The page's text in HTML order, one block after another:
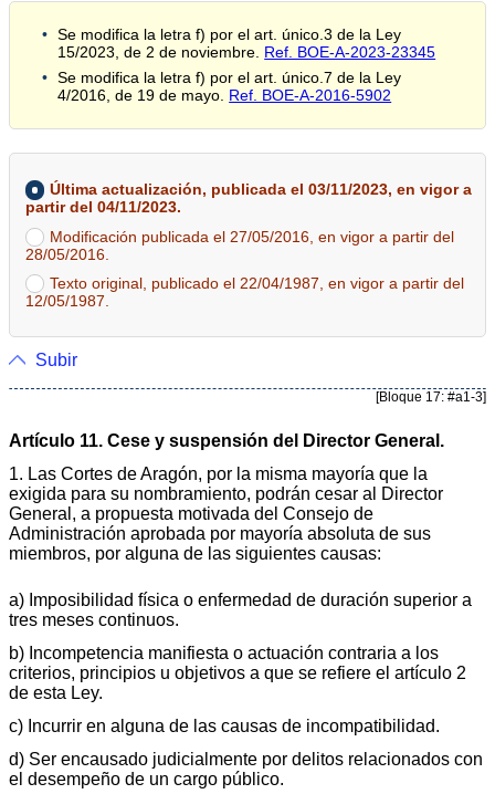
Se modifica la letra f) por el art. único.3 de la Ley
15/2023, de 2 de noviembre. Ref. BOE-A-2023-23345
Se modifica la letra f) por el art. único.7 de la Ley
4/2016, de 19 de mayo. Ref. BOE-A-2016-5902
Última actualización, publicada el 03/11/2023, en vigor a
partir del 04/11/2023.
Modificación publicada el 27/05/2016, en vigor a partir del
28/05/2016.
Texto original, publicado el 22/04/1987, en vigor a partir del
12/05/1987.
Subir
[Bloque 17: #a1-3]
Artículo 11. Cese y suspensión del Director General.
1. Las Cortes de Aragón, por la misma mayoría que la
exigida para su nombramiento, podrán cesar al Director
General, a propuesta motivada del Consejo de
Administración aprobada por mayoría absoluta de sus
miembros, por alguna de las siguientes causas:
a) Imposibilidad física o enfermedad de duración superior a
tres meses continuos.
b) Incompetencia manifiesta o actuación contraria a los
criterios, principios u objetivos a que se refiere el artículo 2
de esta Ley.
c) Incurrir en alguna de las causas de incompatibilidad.
d) Ser encausado judicialmente por delitos relacionados con
el desempeño de un cargo público.